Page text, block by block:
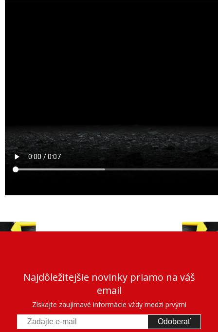
Najdôležitejšie novinky priamo na váš
email
Získajte zaujímavé informácie vždy medzi prvými
Odoberať